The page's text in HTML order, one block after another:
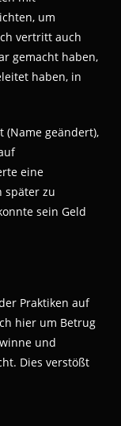
um
vertritt auch
gemacht haben,
haben, in
(Name geändert),
eine
später zu
sein Geld
Praktiken auf
hier um Betrug
und
Dies verstößt